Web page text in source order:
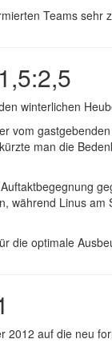
Teams sehr
winterlichen
vom
man die
während Linus
die optimale
auf die neu